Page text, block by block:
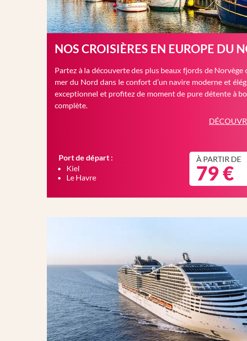
NOS CROISIÈRES EN EUROPE DU
Partez à la découverte des plus beaux fjords de Norvège
mer du Nord dans le confort d’un navire moderne et
exceptionnel et profitez de moment de pure détente à
complète.
Port de départ :
Kiel
Le Havre
À PARTIR DE
79 €